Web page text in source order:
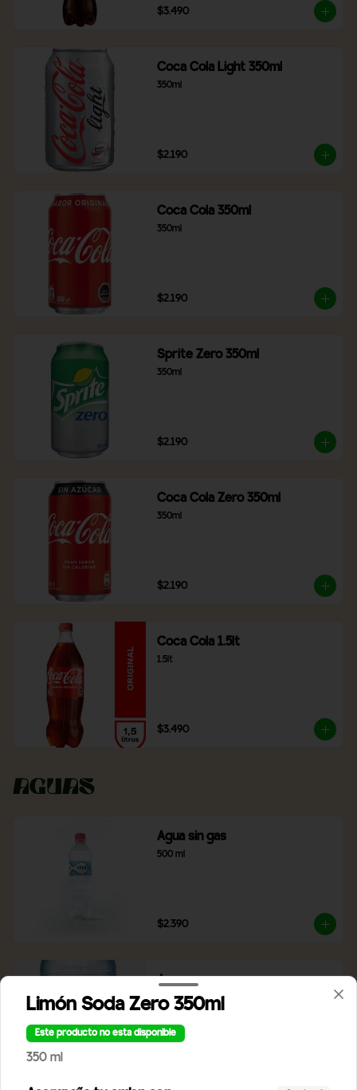
$3.490
Coca Cola Light 350ml
350ml
$2.190
Coca Cola 350ml
350ml
$2.190
Sprite Zero 350ml
350ml
$2.190
Coca Cola Zero 350ml
350ml
$2.190
Coca Cola 1.5lt
1.5lt
$3.490
Aguas
Agua sin gas
500 ml
$2.390
Agua con gas
500 ml
Limón Soda Zero 350ml
Este producto no esta disponible
350 ml